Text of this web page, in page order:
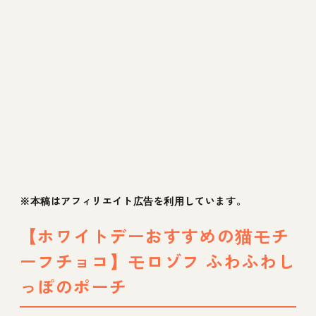
※本稿はアフィリエイト広告を利用しています。
【ホワイトデーおすすめの猫モチ
ーフチョコ】モロゾフ ふわふわし
っぽのポーチ